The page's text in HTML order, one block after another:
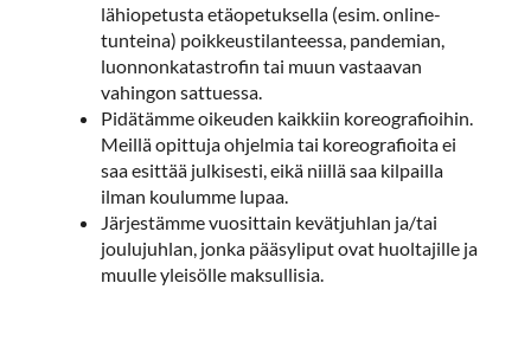
lähiopetusta etäopetuksella (esim. online-
tunteina) poikkeustilanteessa, pandemian,
luonnonkatastrofin tai muun vastaavan
vahingon sattuessa.
Pidätämme oikeuden kaikkiin koreografioihin.
Meillä opittuja ohjelmia tai koreografioita ei
saa esittää julkisesti, eikä niillä saa kilpailla
ilman koulumme lupaa.
Järjestämme vuosittain kevätjuhlan ja/tai
joulujuhlan, jonka pääsyliput ovat huoltajille ja
muulle yleisölle maksullisia.